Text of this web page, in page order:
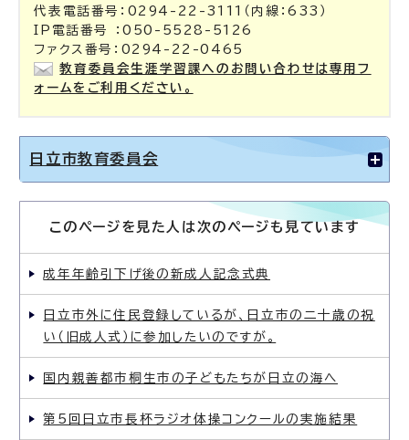
代表電話番号：0294-22-3111（内線：633）
IP電話番号 ：050-5528-5126
ファクス番号：0294-22-0465
教育委員会生涯学習課へのお問い合わせは専用フ
ォームをご利用ください。
日立市教育委員会
このページを見た人は次のページも見ています
成年年齢引下げ後の新成人記念式典
日立市外に住民登録しているが、日立市の二十歳の祝
い（旧成人式）に参加したいのですが。
国内親善都市桐生市の子どもたちが日立の海へ
第5回日立市長杯ラジオ体操コンクールの実施結果